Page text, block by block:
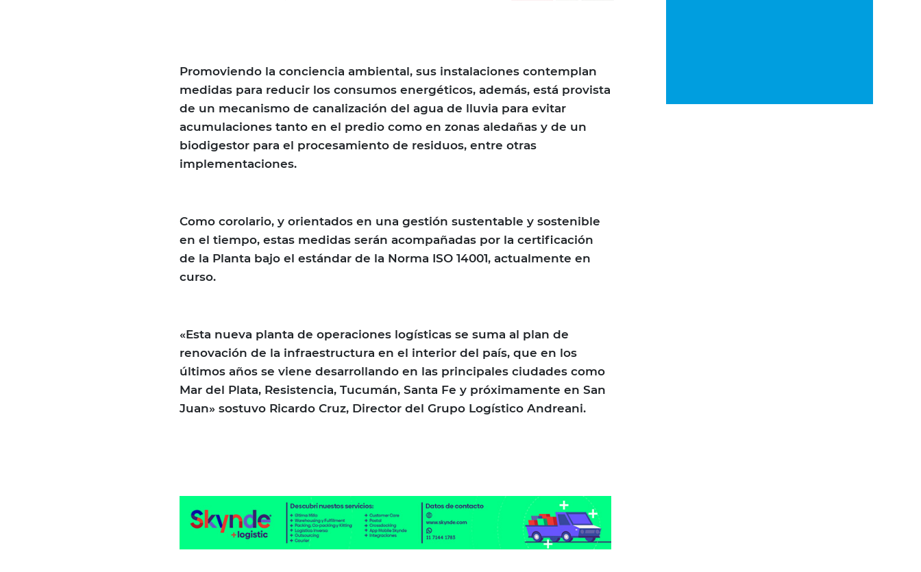
Promoviendo la conciencia ambiental, sus instalaciones contemplan
medidas para reducir los consumos energéticos, además, está provista
de un mecanismo de canalización del agua de lluvia para evitar
acumulaciones tanto en el predio como en zonas aledañas y de un
biodigestor para el procesamiento de residuos, entre otras
implementaciones.
Como corolario, y orientados en una gestión sustentable y sostenible
en el tiempo, estas medidas serán acompañadas por la certificación
de la Planta bajo el estándar de la Norma ISO 14001, actualmente en
curso.
«Esta nueva planta de operaciones logísticas se suma al plan de
renovación de la infraestructura en el interior del país, que en los
últimos años se viene desarrollando en las principales ciudades como
Mar del Plata, Resistencia, Tucumán, Santa Fe y próximamente en San
Juan» sostuvo Ricardo Cruz, Director del Grupo Logístico Andreani.